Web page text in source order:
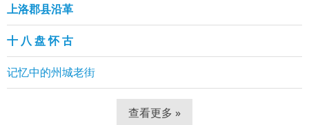
上洛郡县沿革
十 八 盘 怀 古
记忆中的州城老街
查看更多 »